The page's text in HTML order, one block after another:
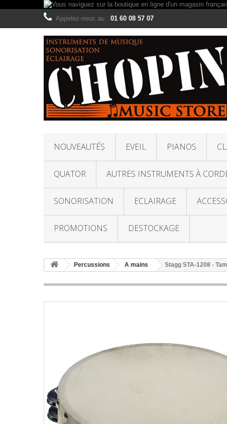
Appelez-nous au : 01 60 08 57 07
NOUVEAUTÉS EVEIL PIANOS
QUATOR AUTRES INSTRUMENTS À
SONORISATION ECLAIRAGE
PROMOTIONS DESTOCKAGE
Percussions A mains Stagg STA-1208 -